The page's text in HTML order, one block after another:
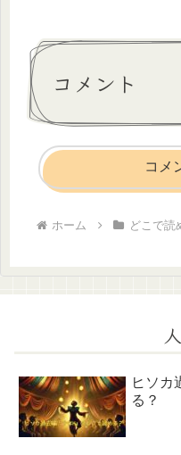
コメント
コメ
ホーム どこで読
ヒソカ
る？